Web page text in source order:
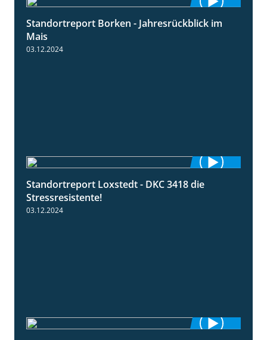
4:26
Standortreport Borken - Jahresrückblick im
Mais
03.12.2024
1:04
Standortreport Loxstedt - DKC 3418 die
Stressresistente!
03.12.2024